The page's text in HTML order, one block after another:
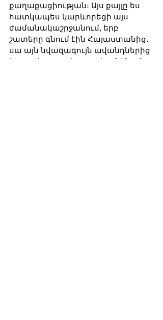
քաղաքացիության։ Այս քայլը ես
հատկապես կարևորեցի այս
ժամանակաշրջանում, երբ
շատերը գնում էին Հայաստանից․
սա այն նվազագույն ավանդներից
է, որ սփյուռքը կարող է ունենալ՝